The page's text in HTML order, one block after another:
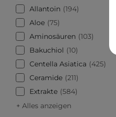
Allantoin
194
Aloe 75
Aminosäuren
103
Bakuchiol
10
Centella Asiatica
425
Ceramide 211
Extrakte 584
+ Alles anzeigen